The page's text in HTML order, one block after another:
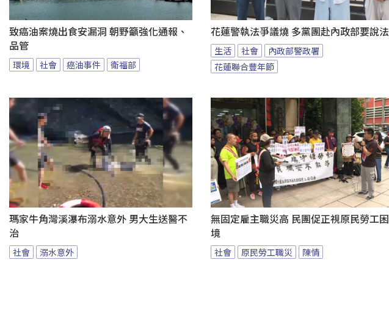
致癌油案燒出食安漏洞 朝野籲強化通報、
品管
環境 社會 癌油事件 衛福部
花蓮警執法爭議燒 多黨團赴內政部要說法
生活 社會
內政部警政署
花蓮聯合豐年節
瑪家牛角灣溪瀑布溺水意外 男大生送醫不
治
社會 溺水意外
無固定雇主職災高 民團促正視原民勞工困
境
社會 原民勞工職災 陳情